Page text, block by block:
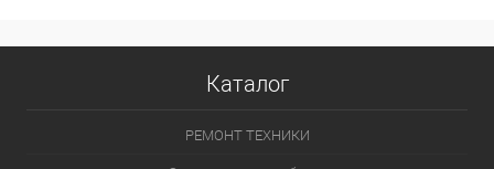
Каталог
РЕМОНТ ТЕХНИКИ